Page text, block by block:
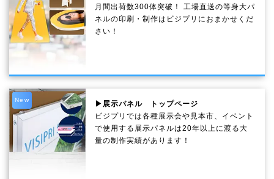
月間出荷数300体突破！ 工場直送の等身大パ
ネルの印刷・制作は ビジプリ におまかせくだ
さい！
New
▶展示パネル トップページ
ビジプリでは各種展示会や見本市、イベント
で使用する展示パネルは20年以上に渡る大
量の制作実績があります！